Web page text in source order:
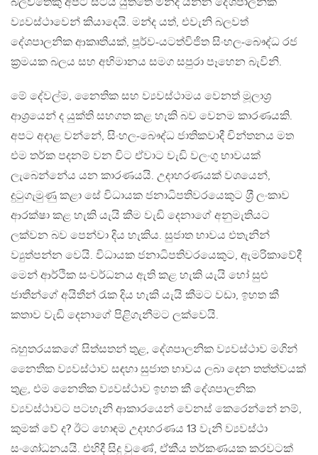
ව්‍යවස්ථාවෙන් කියාදෙයි. මන්ද යත්, එවැනි බලවත්
දේශපාලනික ආකෘතියක්, පූර්ව-යටත්විජිත සිංහල-බෞද්ධ රජ
ක‍්‍රමයක බලය සහ අභිමානය සමග සපුරා පෑහෙන බැවිනි.
මේ දේවල්ම, නෛතික සහ ව්‍යවස්ථාමය වෙනත් මූලාශ‍්‍ර
ආශ‍්‍රයෙන් ද යුක්ති සහගත කළ හැකි බව වෙනම කාරණයකි.
අපට අදාළ වන්නේ, සිංහල-බෞද්ධ ජාතිකවාදී චින්තනය මත
එම තර්ක පදනම් වන විට ඒවාට වැඩි වලංගු භාවයක්
ලැබෙන්නේය යන කාරණයයි. උදාහරණයක් වශයෙන්,
දුටුගැමුණු කළා සේ විධායක ජනාධිපතිවරයෙකුට ශ‍්‍රී ලංකාව
ආරක්ෂා කළ හැකි යැයි කීම වැඩි දෙනාගේ අනුමැතියට
ලක්වන බව පෙන්වා දිය හැකිය. සුජාත භාවය එතැනින්
ව්‍යුත්පන්න වෙයි. විධායක ජනාධිපතිවරයෙකුට, ඇමරිකාවේදී
මෙන් ආර්ථික සංවර්ධනය ඇති කළ හැකි යැයි හෝ සුළු
ජාතීන්ගේ අයිතීන් රැක දිය හැකි යැයි කීමට වඩා, ඉහත කී
කතාව වැඩි දෙනාගේ පිළිගැනීමට ලක්වෙයි.
බහුතරයකගේ සිත්සතන් තුළ, දේශපාලනික ව්‍යවස්ථාව මගින්
නෛතික ව්‍යවස්ථාව සඳහා සුජාත භාවය ලබා දෙන තත්ත්වයක්
තුළ, එම නෛතික ව්‍යවස්ථාව ඉහත කී දේශපාලනික
ව්‍යවස්ථාවට පටහැනි ආකාරයෙන් වෙනස් කෙරෙන්නේ නම්,
කුමක් වේ ද? ඊට හොඳම උදාහරණය 13 වැනි ව්‍යවස්ථා
සංශෝධනයයි. එහිදී සිදු වුණේ, ඒකීය තර්කණයක කරවටක්